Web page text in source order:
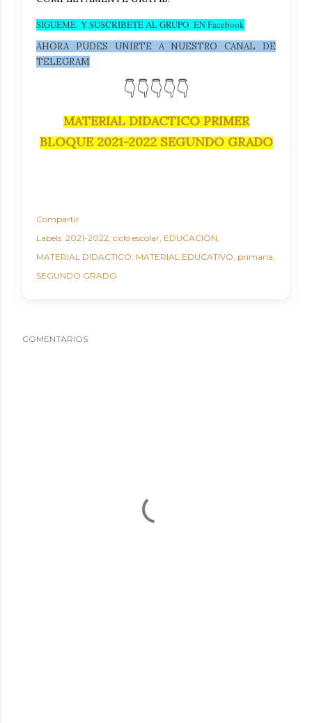
SIGUEME Y SUSCRIBETE AL GRUPO EN Facebook
AHORA PUDES UNIRTE A NUESTRO CANAL DE
TELEGRAM
👇👇👇👇👇
MATERIAL DIDACTICO PRIMER
BLOQUE 2021-2022 SEGUNDO GRADO
Compartir
Labels: 2021-2022 ciclo escolar EDUCACION
MATERIAL DIDACTICO MATERIAL EDUCATIVO primaria
SEGUNDO GRADO
COMENTARIOS